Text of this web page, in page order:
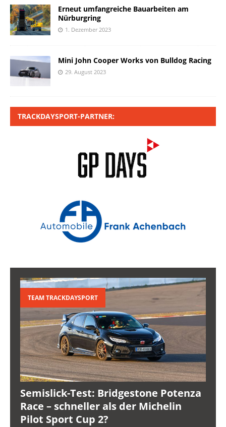
Erneut umfangreiche Bauarbeiten am
Nürburgring
1. Dezember 2023
Mini John Cooper Works von Bulldog Racing
29. August 2023
TRACKDAYSPORT-PARTNER:
TEAM TRACKDAYSPORT
Semislick-Test: Bridgestone Potenza
Race – schneller als der Michelin
Pilot Sport Cup 2?